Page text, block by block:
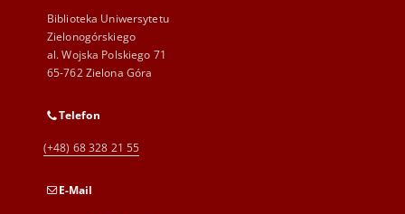
Biblioteka Uniwersytetu
Zielonogórskiego
al. Wojska Polskiego 71
65-762 Zielona Góra
Telefon
(+48) 68 328 21 55
E-Mail